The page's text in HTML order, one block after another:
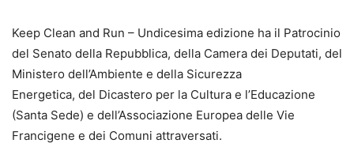
Keep Clean and Run – Undicesima edizione ha il Patrocinio
del Senato della Repubblica, della Camera dei Deputati, del
Ministero dell’Ambiente e della Sicurezza
Energetica, del Dicastero per la Cultura e l’Educazione
(Santa Sede) e dell’Associazione Europea delle Vie
Francigene e dei Comuni attraversati.